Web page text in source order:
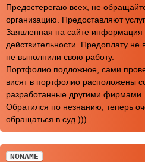
Предостерегаю всех, не
организацию. Предоставляют
Заявленная на сайте информация
действительности. Предоплату
не выполнили свою работу.
Портфолио подложное, сами
висят в портфолио расположены
разработанные другими
Обратился по незнанию, теперь
обращаться в суд )))
NONAME